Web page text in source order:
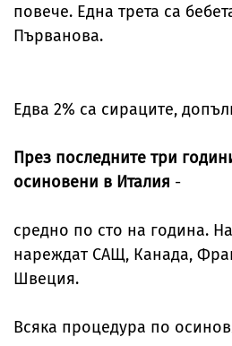
повече. Една трета са
Първанова.
Едва 2% са сираците,
През последните три
осиновени в Италия -
средно по сто на година.
нареждат САЩ, Канада,
Швеция.
Всяка процедура по